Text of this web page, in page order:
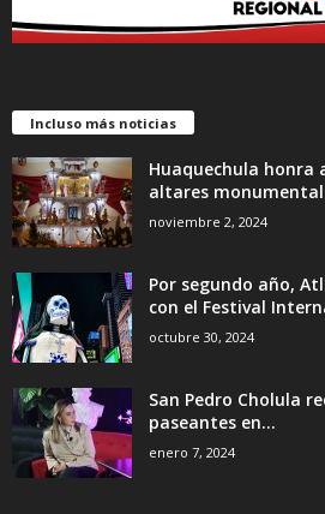
Incluso más noticias
Huaquechula honra
altares
noviembre 2, 2024
Por segundo año,
con el Festival
octubre 30, 2024
San Pedro Cholula
paseantes en...
enero 7, 2024